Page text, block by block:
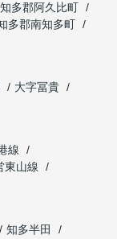
知多郡阿久比町
多郡南知多町
大字冨貴
線
東山線
知多半田